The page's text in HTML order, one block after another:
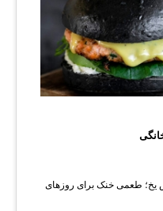
یخ؛ طعمی خنک برای روزهای